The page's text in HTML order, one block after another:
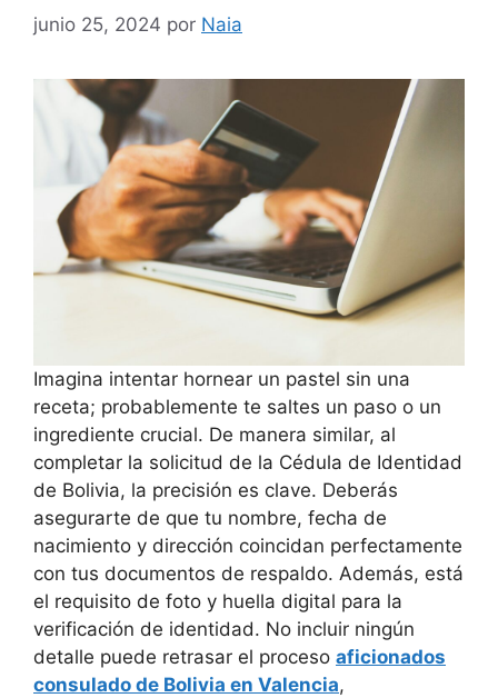
junio 25, 2024 por Naia
Imagina intentar hornear un pastel sin una
receta; probablemente te saltes un paso o un
ingrediente crucial. De manera similar, al
completar la solicitud de la Cédula de Identidad
de Bolivia, la precisión es clave. Deberás
asegurarte de que tu nombre, fecha de
nacimiento y dirección coincidan perfectamente
con tus documentos de respaldo. Además, está
el requisito de foto y huella digital para la
verificación de identidad. No incluir ningún
detalle puede retrasar el proceso aficionados
consulado de Bolivia en Valencia,